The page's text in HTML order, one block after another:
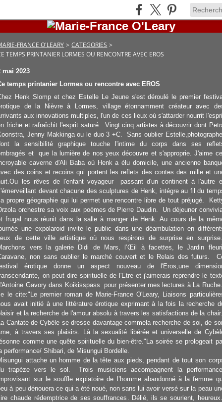
FRANCE O'LEARY > CATEGORIES >
TEMPS PRINTANIER LORMES OU RENCONTRE AVEC EROS
mai 2023
temps printanier Lormes ou rencontre avec EROS
Henk Slomp et chez Estelle Le Jeune s'est déroulé le premier
de la Nièvre à Lormes, village étonnamment créateur avec
aux innovations multiples, l'un de ces lieux où s'attarder nourrit
friche et rafraîchit l'esprit saturé. Vingt cinq artistes à découvrir dont
Jenny Makkinga ou le duo 3 +C. Sans oublier
la sensibilité graphique touche l'intime du corps dans ses
et que la lumière de nos yeux découvre et s'approprie. J'aime
caverne d'Ali Baba où Henk a élu domicile, une ancienne
des coins et recoins qui portent les reflets des contes des mille et
les rêves de l'enfant voyageur passant d'un continent à l'autre
devant chacune des sculptures de Henk, intégre au fil du
propre géographie qui lui permet une rencontre libre de tout préjugé.
orchestre sa voix aux poèmes de Pierre Daudin. Un déjeuner
frugal nous réunit dans la salle à manger de Henk. Au cours de la
une expolaroid invite le public dans une déambulation en
de cette ville artistique où nous respirons de surprise en surprise.
vers lagalerie Didi de Mars, l’Œil à facettes, le Jardin
non sans oublier le marché couvert et le Relais des futurs.
érotique donne un aspect nouveau de l'Eros,une
on peut dire spirituelle de l'Etre et j'aimerais reprendre le
Gavory dans Koikisspass pour présenter mes lectures à La Ruche.
le cite:"Le premier roman de Marie-France O'Leary, Liaisons
avait initié à une littérature érotique exprimant à la fois la recherche
et la recherche de l'amour absolu à travers les satisfactions de la chair.
Cantate de Cybèle se dresse davantage commela recherche de soi, de
à travers ses plaisirs. Là la sexualité libérée et universelle de
comme une quête spirituelle du bien-être."La soirée se prologeait
performance/ Shibari, de Misungui Bordelle.
attache un homme de la tête aux pieds, pendant de tout son
trapèze vers le sol. Trois musiciens accompagnent la
sur le souffle expiatoire de l’homme abandonné à la femme
à peu dénouera ce qui a été noué, non sans lui avoir versé sur la peau
chaude rédemptrice de ses souffrances. Délié, ils se sourient, heureux.